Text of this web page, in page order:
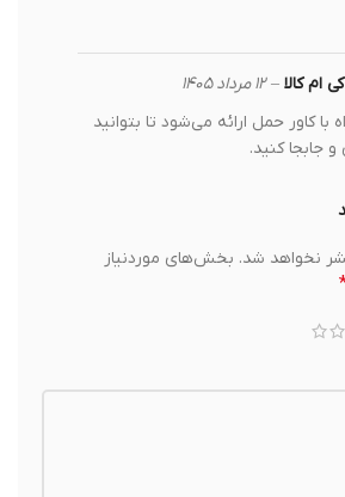
– ۱۲ مرداد ۱۴۰۵
حمل ارائه می‌شود تا بتوانید
کنید.
شد. بخش‌های موردنیاز